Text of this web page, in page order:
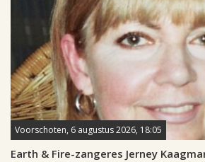
Voorschoten, 6 augustus 2026, 18:05
Earth & Fire-zangeres Jerney